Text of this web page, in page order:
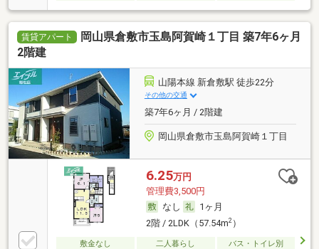
賃貸アパート
岡山県倉敷市玉島阿賀崎１丁目 築7年6ヶ月
2階建
山陽本線 新倉敷駅 徒歩22分
その他の交通
築7年6ヶ月 / 2階建
岡山県倉敷市玉島阿賀崎１丁目
6.25万円
管理費3,500円
なし
1ヶ月
2階 / 2LDK（57.54m2）
敷金なし 二人暮らし
バス・トイレ別